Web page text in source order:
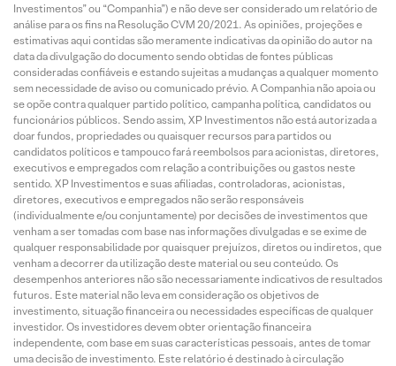
Investimentos” ou “Companhia”) e não deve ser considerado um relatório de
análise para os fins na Resolução CVM 20/2021. As opiniões, projeções e
estimativas aqui contidas são meramente indicativas da opinião do autor na
data da divulgação do documento sendo obtidas de fontes públicas
consideradas confiáveis e estando sujeitas a mudanças a qualquer momento
sem necessidade de aviso ou comunicado prévio. A Companhia não apoia ou
se opõe contra qualquer partido político, campanha política, candidatos ou
funcionários públicos. Sendo assim, XP Investimentos não está autorizada a
doar fundos, propriedades ou quaisquer recursos para partidos ou
candidatos políticos e tampouco fará reembolsos para acionistas, diretores,
executivos e empregados com relação a contribuições ou gastos neste
sentido. XP Investimentos e suas afiliadas, controladoras, acionistas,
diretores, executivos e empregados não serão responsáveis
(individualmente e/ou conjuntamente) por decisões de investimentos que
venham a ser tomadas com base nas informações divulgadas e se exime de
qualquer responsabilidade por quaisquer prejuízos, diretos ou indiretos, que
venham a decorrer da utilização deste material ou seu conteúdo. Os
desempenhos anteriores não são necessariamente indicativos de resultados
futuros. Este material não leva em consideração os objetivos de
investimento, situação financeira ou necessidades específicas de qualquer
investidor. Os investidores devem obter orientação financeira
independente, com base em suas características pessoais, antes de tomar
uma decisão de investimento. Este relatório é destinado à circulação